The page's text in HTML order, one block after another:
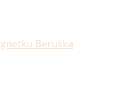
Beruška